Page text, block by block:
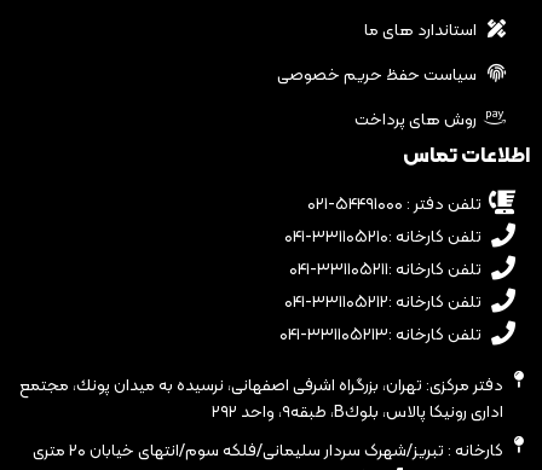
استاندارد های ما
سیاست حفظ حریم خصوصی
روش های پرداخت
اطلاعات تماس
تلفن دفتر : ۵۴۴۹۱۰۰۰-۰۲۱
تلفن کارخانه :۳۳۱۱۰۵۲۱۰-۰۴۱
تلفن کارخانه :۳۳۱۱۰۵۲۱۱-۰۴۱
تلفن کارخانه :۳۳۱۱۰۵۲۱۲-۰۴۱
تلفن کارخانه :۳۳۱۱۰۵۲۱۳-۰۴۱
دفتر مرکزی: تهران، بزرگراه اشرفى اصفهانى، نرسيده به ميدان پونك، مجتمع
ادارى رونيكا پالاس، بلوكB، طبقه٩، واحد ٢٩٢
کارخانه : تبریز/شهرک سردار سلیمانی/فلکه سوم/انتهای خیابان ۲۰ متری